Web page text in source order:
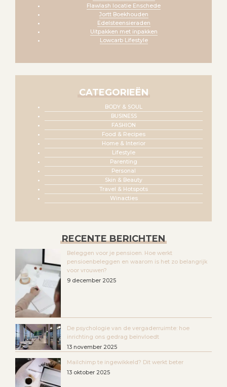
Flawlash locatie Enschede
Jortt Boekhouden
Edelsteensieraden
Uitpakken met inpakken
Lowcarb Lifestyle
CATEGORIEËN
BODY & SOUL
BUSINESS
FASHION
Food & Recipes
Home & Interior
Lifestyle
Parenting
Personal
Skin & Beauty
Travel & Hotspots
Winacties
RECENTE BERICHTEN
Beleggen voor je pensioen. Hoe werkt
pensioenbeleggen en waarom is het zo belangrijk
voor vrouwen?
9 december 2025
De psychologie van de vergaderruimte: hoe
inrichting ons gedrag beïnvloedt
13 november 2025
Mailchimp te ingewikkeld? Dit werkt beter
13 oktober 2025